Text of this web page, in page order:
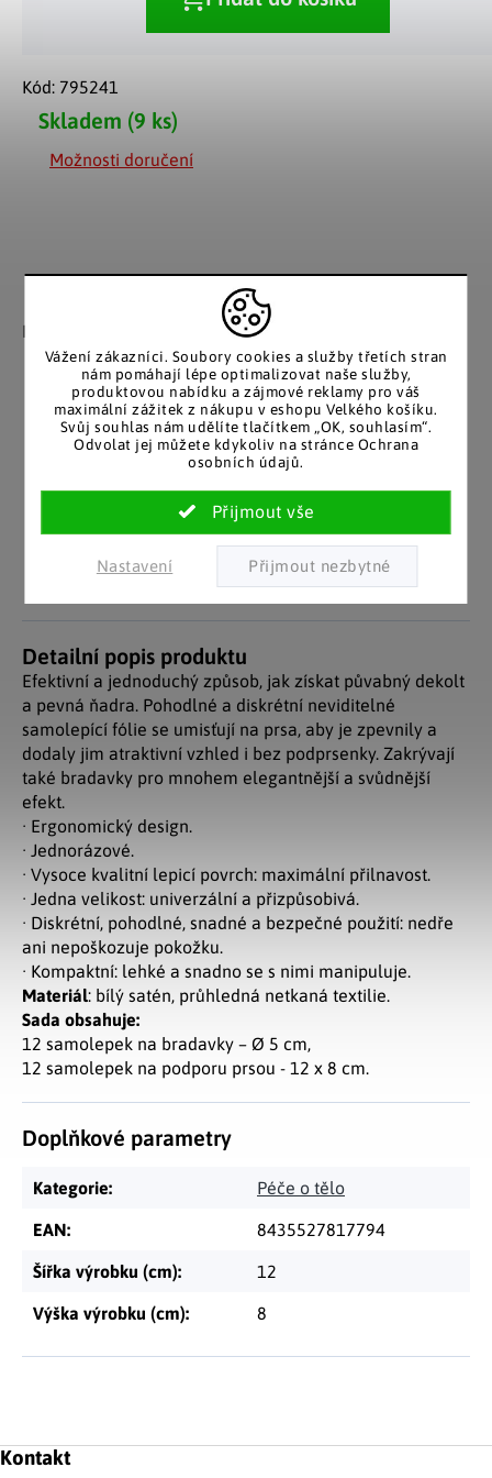
Vážení zákazníci. Soubory cookies a služby třetích stran
nám pomáhají lépe optimalizovat naše služby,
produktovou nabídku a zájmové reklamy pro váš
maximální zážitek z nákupu v eshopu Velkého košíku.
Svůj souhlas nám udělíte tlačítkem „OK, souhlasím“.
Odvolat jej můžete kdykoliv na stránce Ochrana
osobních údajů.
Nastavení
Skladem (9 ks)
Možnosti doručení
Kód: 795241
Záruka spokojenosti
Nakupujete bez obav, férové
jednání v každé situaci.
Stálým zákazníkům
posíláme papírový katalog
do schránky.
Pozitivní ohlasy
zákazníků
Za desítky let na trhu jsme
nasbírali stovky tisíc
spokojených zákazníků.
EU distribuce
Z českých skladů pro české
zákazníky. Značkové zboží
se zárukou původu.
Detailní popis produktu
Efektivní a jednoduchý způsob, jak získat půvabný dekolt
a pevná ňadra. Pohodlné a diskrétní neviditelné
samolepící fólie se umisťují na prsa, aby je zpevnily a
dodaly jim atraktivní vzhled i bez podprsenky. Zakrývají
také bradavky pro mnohem elegantnější a svůdnější
efekt.
· Ergonomický design.
· Jednorázové.
· Vysoce kvalitní lepicí povrch: maximální přilnavost.
· Jedna velikost: univerzální a přizpůsobivá.
· Diskrétní, pohodlné, snadné a bezpečné použití: nedře
ani nepoškozuje pokožku.
· Kompaktní: lehké a snadno se s nimi manipuluje.
Materiál: bílý satén, průhledná netkaná textilie.
Sada obsahuje:
12 samolepek na bradavky – Ø 5 cm,
12 samolepek na podporu prsou - 12 x 8 cm.
Doplňkové parametry
Kategorie: Péče o tělo
EAN: 8435527817794
Šířka výrobku (cm): 12
Výška výrobku (cm): 8
Zápatí
Kontakt